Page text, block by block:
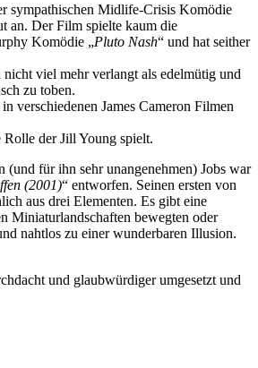
sympathischen Midlife-Crisis Komödie
an. Der Film spielte kaum die
Komödie „Pluto Nash“ und hat seither
viel mehr verlangt als edelmütig und
zu toben.
verschiedenen James Cameron Filmen
der Jill Young spielt.
für ihn sehr unangenehmen) Jobs war
(2001)“ entworfen. Seinen ersten von
aus drei Elementen. Es gibt eine
Miniaturlandschaften bewegten oder
nahtlos zu einer wunderbaren Illusion.
und glaubwürdiger umgesetzt und